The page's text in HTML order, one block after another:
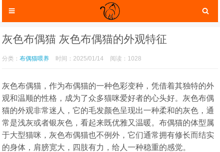
灰色布偶猫 灰色布偶猫的外观特征
分类：布偶猫喂养 时间：2025/01/14 阅读：1028
灰色布偶猫，作为布偶猫的一种色彩变种，凭借着其独特的外
观和温顺的性格，成为了众多猫咪爱好者的心头好。灰色布偶
猫的外观非常迷人，它的毛发颜色呈现出一种柔和的灰色，通
常是浅灰或者银灰色，看起来既优雅又温暖。布偶猫的体型属
于大型猫咪，灰色布偶猫也不例外，它们通常拥有修长而结实
的身体，肩膀宽大，四肢有力，给人一种稳重的感觉。